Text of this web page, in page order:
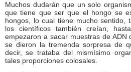
Muchos dudarán que un solo
que tiene que ser que el hongo se
hongos, lo cual tiene mucho
los científicos también creían,
empezaron a sacar muestras de
se dieron la tremenda sorpresa de
decir, se trataba del mismísimo
tales proporciones colosales.